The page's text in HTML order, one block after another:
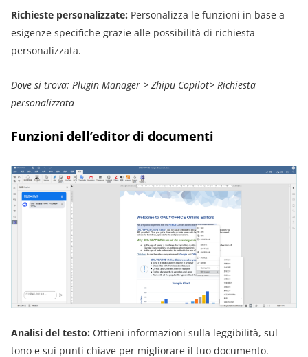
Richieste personalizzate: Personalizza le funzioni in base a
esigenze specifiche grazie alle possibilità di richiesta
personalizzata.
Dove si trova: Plugin Manager > Zhipu Copilot> Richiesta
personalizzata
Funzioni dell’editor di documenti
Analisi del testo: Ottieni informazioni sulla leggibilità, sul
tono e sui punti chiave per migliorare il tuo documento.